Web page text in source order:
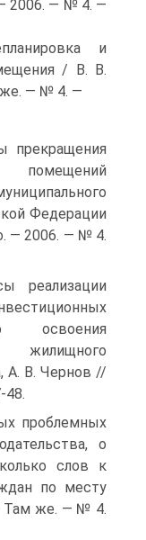
2006. — № 4. —
и
/ В. В.
же. — № 4. —
прекращения
Федерации
— 2006. — № 4.
реализации
освоения
А. В. Чернов //
48.
проблемных
о
слов к
по месту
Там же. — № 4.